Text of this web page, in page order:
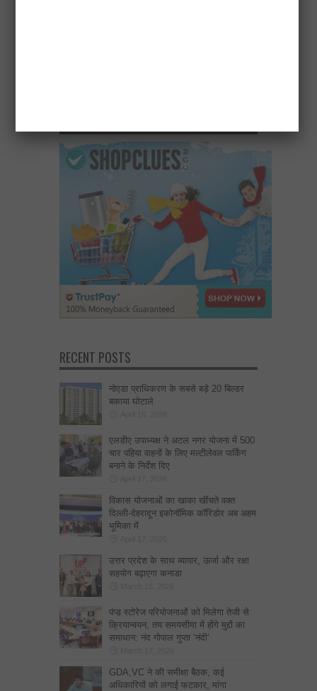
RECENT POSTS
नोएडा प्राधिकरण के सबसे बड़े 20 बिल्डर
बकाया घोटाले
एलडीए उपाध्यक्ष ने अटल नगर योजना में 500
चार पहिया वाहनों के लिए मल्टीलेवल पार्किंग
बनाने के निर्देश दिए
विकास योजनाओं का खाका खींचते वक्त
दिल्ली-देहरादून इकोनॉमिक कॉरिडोर अब अहम
भूमिका में
उत्तर प्रदेश के साथ व्यापार, ऊर्जा और रक्षा
सहयोग बढ़ाएगा कनाडा
पंप्ड स्टोरेज परियोजनाओं को मिलेगा तेजी से
क्रियान्वयन, तय समयसीमा में होंगे मुद्दों का
समाधान: नंद गोपाल गुप्ता ‘नंदी’
GDA,VC ने की समीक्षा बैठक, कई
अधिकारियों को लगाई फटकार, मांगा